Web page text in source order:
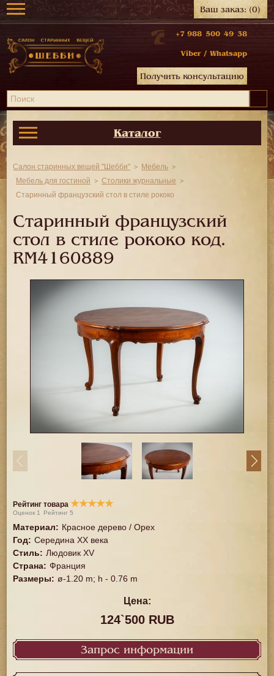
Ваш заказ:(0)
+7 988 500 49 38
Viber / Whatsapp
Получить консультацию
Каталог
Салон старинных вещей "Шебби"
Мебель
Мебель для гостиной
Столики журнальные
Старинный французский стол в стиле рококо
Старинный французский
стол в стиле рококо код.
RM4160889
Рейтинг товара ★★★★★
Оценок 1 Рейтинг5
Материал: Красное дерево / Орех
Год: Середина XX векa
Стиль: Людовик XV
Страна: Франция
Размеры: ø-1.20 m; h - 0.76 m
Цена:
124`500 RUB
Запрос информации